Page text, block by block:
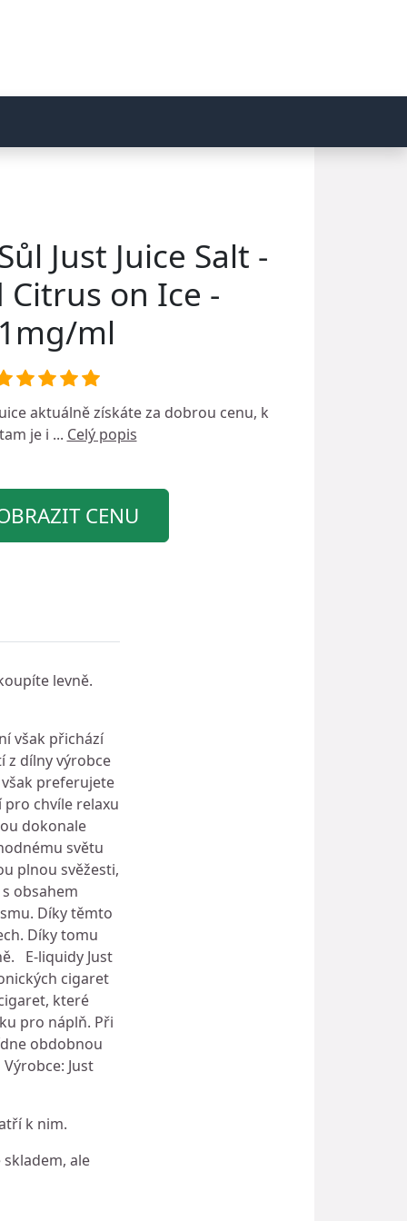
Just Juice Salt -
Citrus on Ice -
ml
aktuálně získáte za dobrou cenu, k
je i ... Celý popis
CENU
levně.
však přichází
z dílny výrobce
preferujete
pro chvíle relaxu
dokonale
světu
plnou svěžesti,
obsahem
Díky těmto
Díky tomu
E-liquidy Just
cigaret
které
pro náplň. Při
obdobnou
Just
k nim.
skladem, ale